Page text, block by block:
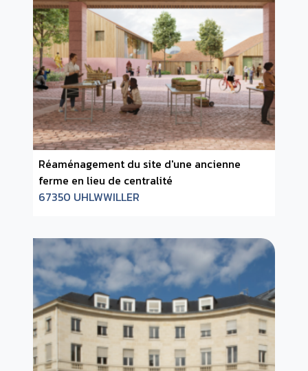
Réaménagement du site d'une ancienne
ferme en lieu de centralité
67350 UHLWWILLER